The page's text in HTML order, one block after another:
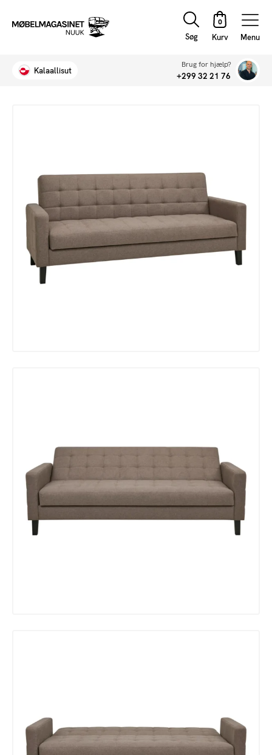
Søg Menu
Kalaallisut
Brug for hjælp?
+299 32 21 76